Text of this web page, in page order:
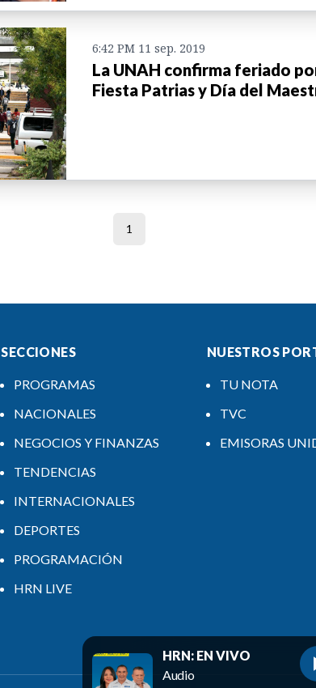
6:42 PM 11 sep. 2019
La UNAH confirma feriado
Fiesta Patrias y Día del
1
SECCIONES
PROGRAMAS
NACIONALES
NEGOCIOS Y FINANZAS
TENDENCIAS
INTERNACIONALES
DEPORTES
PROGRAMACIÓN
HRN LIVE
NUESTROS
TU NOTA
TVC
EMISORAS
HRN: EN VIVO
Audio